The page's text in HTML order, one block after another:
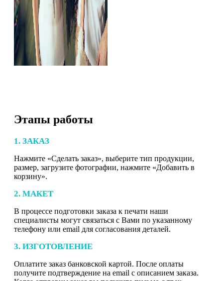
Этапы работы
1. ЗАКАЗ
Нажмите «Сделать заказ», выберите тип продукции,
размер, загрузите фотографии, нажмите «Добавить в
корзину».
2. МАКЕТ
В процессе подготовки заказа к печати наши
специалисты могут связаться с Вами по указанному
телефону или email для согласования деталей.
3. ИЗГОТОВЛЕНИЕ
Оплатите заказ банковской картой. После оплаты
получите подтверждение на email с описанием заказа.